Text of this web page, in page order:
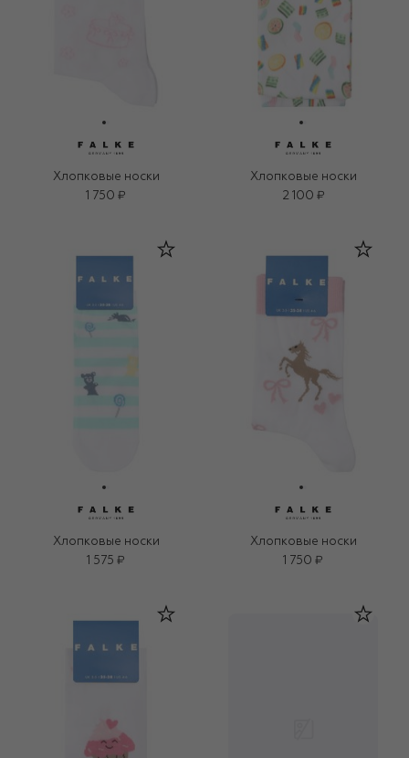
Хлопковые носки
1 750 ₽
Хлопковые носки
2 100 ₽
Хлопковые носки
1 575 ₽
Хлопковые носки
1 750 ₽